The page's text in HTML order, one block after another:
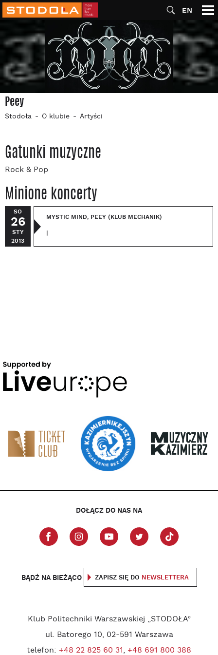
EN
Peey
Stodoła O klubie Artyści
Gatunki muzyczne
Rock & Pop
Minione koncerty
SO
26
STY
2013
MYSTIC MIND, PEEY (KLUB MECHANIK)
DOŁĄCZ DO NAS NA
BĄDŹ NA BIEŻĄCO ZAPISZ SIĘ DO NEWSLETTERA
Klub Politechniki Warszawskiej „STODOŁA”
ul. Batorego 10, 02-591 Warszawa
telefon: +48 22 825 60 31, +48 691 800 388